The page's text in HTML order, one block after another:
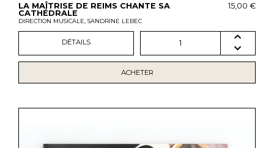
LA MAÎTRISE DE REIMS CHANTE SA
CATHÉDRALE
DIRECTION MUSICALE, SANDRINE LEBEC
15,00 €
DÉTAILS 1
ACHETER